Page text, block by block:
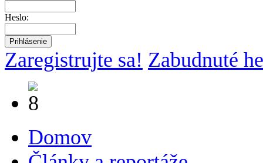
Heslo:
Zaregistrujte sa! Zabudnuté
Domov